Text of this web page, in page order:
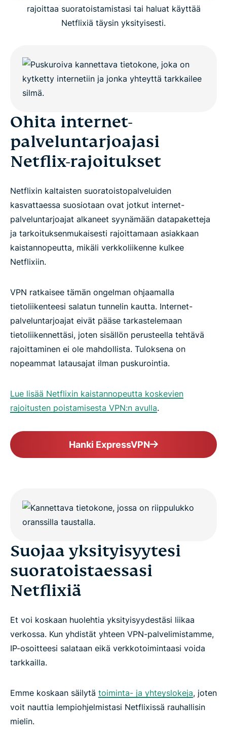
rajoittaa suoratoistamistasi tai haluat käyttää
Netflixiä täysin yksityisesti.
Ohita internet-
palveluntarjoajasi
Netflix-rajoitukset
Netflixin kaltaisten suoratoistopalveluiden
kasvattaessa suosiotaan ovat jotkut internet-
palveluntarjoajat alkaneet syynämään datapaketteja
ja tarkoituksenmukaisesti rajoittamaan asiakkaan
kaistannopeutta, mikäli verkkoliikenne kulkee
Netflixiin.
VPN ratkaisee tämän ongelman ohjaamalla
tietoliikenteesi salatun tunnelin kautta. Internet-
palveluntarjoajat eivät pääse tarkastelemaan
tietoliikennettäsi, joten sisällön perusteella tehtävä
rajoittaminen ei ole mahdollista. Tuloksena on
nopeammat latausajat ilman puskurointia.
Lue lisää Netflixin kaistannopeutta koskevien
rajoitusten poistamisesta VPN:n avulla.
Hanki ExpressVPN
Suojaa yksityisyytesi
suoratoistaessasi
Netflixiä
Et voi koskaan huolehtia yksityisyydestäsi liikaa
verkossa. Kun yhdistät yhteen VPN-palvelimistamme,
IP-osoitteesi salataan eikä verkkotoimintaasi voida
tarkkailla.
Emme koskaan säilytä toiminta- ja yhteyslokeja, joten
voit nauttia lempiohjelmistasi Netflixissä rauhallisin
mielin.